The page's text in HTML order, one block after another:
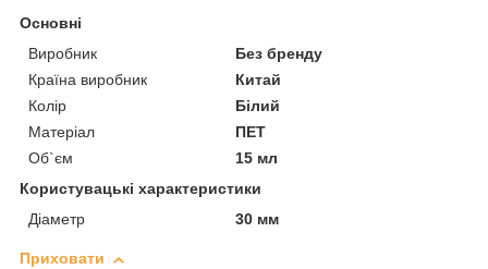
Основні
Виробник
Без бренду
Країна виробник
Китай
Колір
Білий
Матеріал
ПЕТ
Об`єм
15 мл
Користувацькі характеристики
Діаметр
30 мм
Приховати